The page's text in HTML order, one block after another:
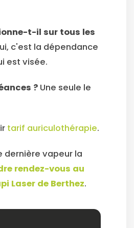
t-il sur tous les
c'est la dépendance
est visée.
? Une seule le
tarif auriculothérapie.
dernière vapeur la
rendez-vous au
Laser de Berthez.